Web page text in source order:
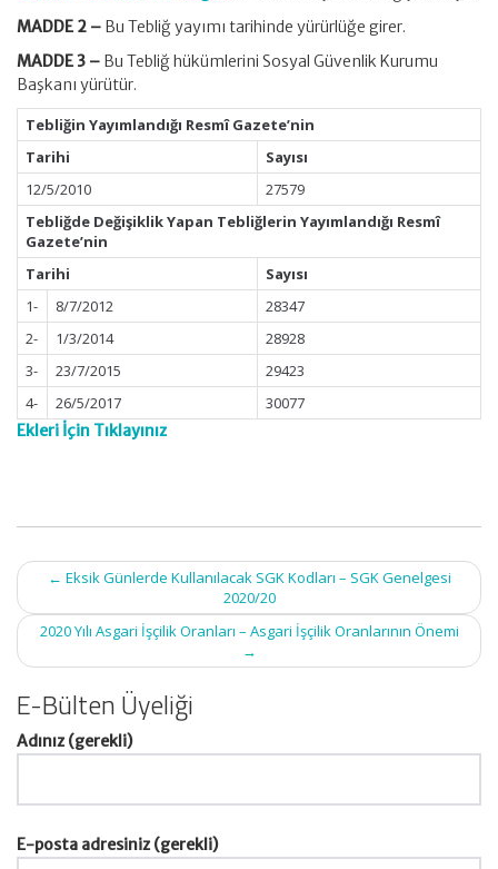
MADDE 2 – Bu Tebliğ yayımı tarihinde yürürlüğe girer.
MADDE 3 – Bu Tebliğ hükümlerini Sosyal Güvenlik Kurumu
Başkanı yürütür.
Tebliğin Yayımlandığı Resmî Gazete’nin
Tarihi
Sayısı
12/5/2010
27579
Tebliğde Değişiklik Yapan Tebliğlerin Yayımlandığı Resmî
Gazete’nin
Tarihi
Sayısı
1-
8/7/2012
28347
2-
1/3/2014
28928
3-
23/7/2015
29423
4-
26/5/2017
30077
Ekleri İçin Tıklayınız
Post
navigation
← Eksik Günlerde Kullanılacak SGK Kodları – SGK Genelgesi
2020/20
2020 Yılı Asgari İşçilik Oranları – Asgari İşçilik Oranlarının Önemi
→
E-Bülten Üyeliği
Adınız (gerekli)
E-posta adresiniz (gerekli)